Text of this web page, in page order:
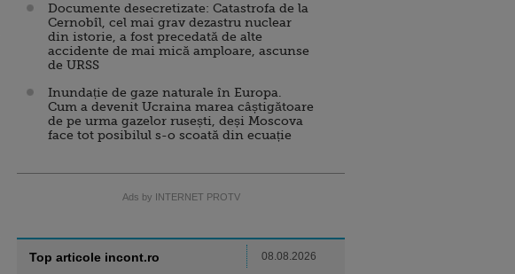
Documente desecretizate: Catastrofa de la
Cernobîl, cel mai grav dezastru nuclear
din istorie, a fost precedată de alte
accidente de mai mică amploare, ascunse
de URSS
Inundație de gaze naturale în Europa.
Cum a devenit Ucraina marea câștigătoare
de pe urma gazelor rusești, deși Moscova
face tot posibilul s-o scoată din ecuație
Ads by INTERNET PROTV
Top articole incont.ro 08.08.2026